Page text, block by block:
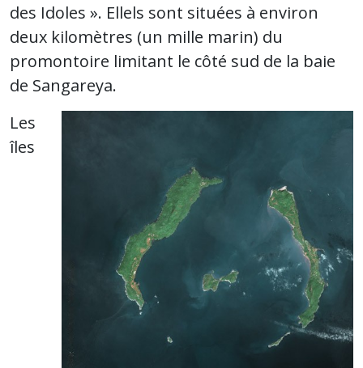
des Idoles ». Ellels sont situées à environ
deux kilomètres (un mille marin) du
promontoire limitant le côté sud de la baie
de Sangareya.
Les
îles